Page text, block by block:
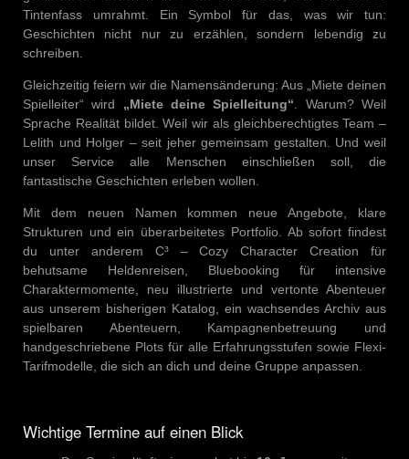
Tintenfass umrahmt. Ein Symbol für das, was wir tun:
Geschichten nicht nur zu erzählen, sondern lebendig zu
schreiben.
Gleichzeitig feiern wir die Namensänderung: Aus „Miete deinen
Spielleiter“ wird „Miete deine Spielleitung“ . Warum? Weil
Sprache Realität bildet. Weil wir als gleichberechtigtes Team –
Lelith und Holger – seit jeher gemeinsam gestalten. Und weil
unser Service alle Menschen einschließen soll, die
fantastische Geschichten erleben wollen.
Mit dem neuen Namen kommen neue Angebote, klare
Strukturen und ein überarbeitetes Portfolio. Ab sofort findest
du unter anderem C³ – Cozy Character Creation für
behutsame Heldenreisen, Bluebooking für intensive
Charaktermomente, neu illustrierte und vertonte Abenteuer
aus unserem bisherigen Katalog, ein wachsendes Archiv aus
spielbaren Abenteuern, Kampagnenbetreuung und
handgeschriebene Plots für alle Erfahrungsstufen sowie Flexi-
Tarifmodelle, die sich an dich und deine Gruppe anpassen.
Wichtige Termine auf einen Blick